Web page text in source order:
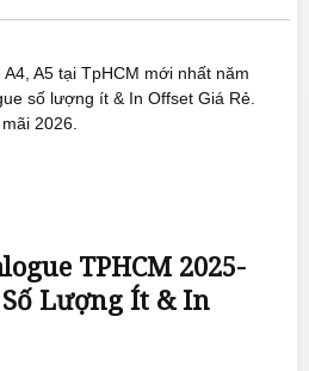
A5 tại TpHCM mới nhất năm
số lượng ít & In Offset Giá Rẻ.
2026.
TPHCM 2025-
Lượng Ít & In